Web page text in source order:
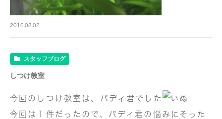
2016.08.02
スタッフブログ
しつけ教室
今回のしつけ教室は、パディ君でした
今回は１件だったので、パディ君の悩みにそった